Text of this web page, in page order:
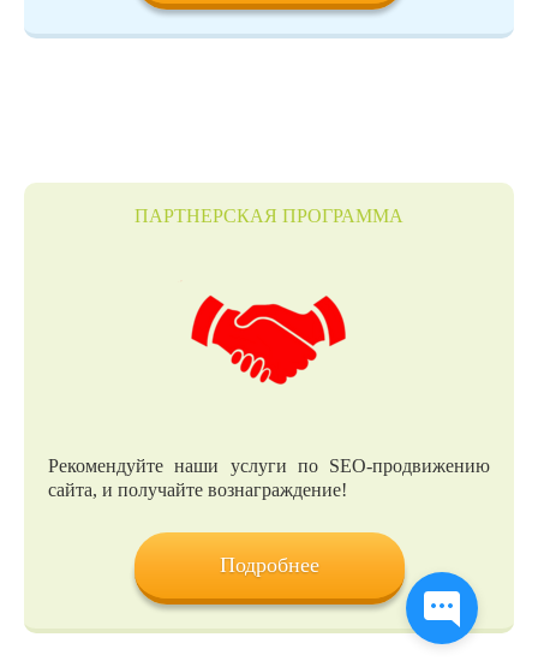
ПАРТНЕРСКАЯ ПРОГРАММА
Рекомендуйте наши услуги по SEO-продвижению
сайта, и получайте вознаграждение!
Подробнее